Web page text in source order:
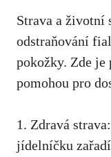
Strava a⁢
odstraňování
pokožky. Zde je
pomohou⁤ pro
1. Zdravá
jídelníčku